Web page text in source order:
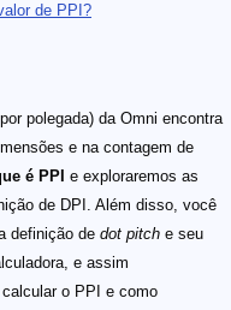
de PPI?
polegada) da Omni encontra
e na contagem de
é PPI e exploraremos as
de DPI. Além disso, você
definição de dot pitch e seu
e assim
o PPI e como